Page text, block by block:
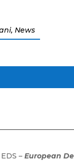
,News
EDS –European